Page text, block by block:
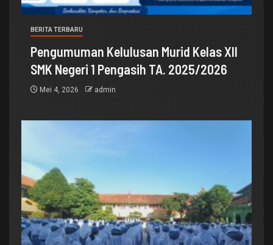
BERITA TERBARU
Pengumuman Kelulusan Murid Kelas XII
SMK Negeri 1 Pengasih TA. 2025/2026
Mei 4, 2026 admin